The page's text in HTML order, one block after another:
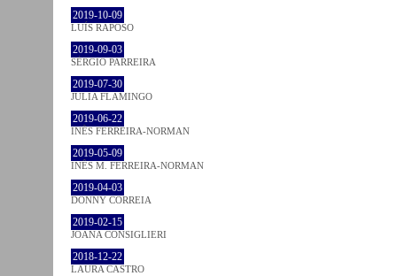
2019-10-09
LUÍS RAPOSO
2019-09-03
SÉRGIO PARREIRA
2019-07-30
JULIA FLAMINGO
2019-06-22
INÊS FERREIRA-NORMAN
2019-05-09
INÊS M. FERREIRA-NORMAN
2019-04-03
DONNY CORREIA
2019-02-15
JOANA CONSIGLIERI
2018-12-22
LAURA CASTRO